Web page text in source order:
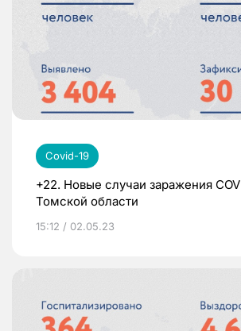
Covid-19
+22. Новые случаи заражения
Томской области
15:12 / 02.05.23